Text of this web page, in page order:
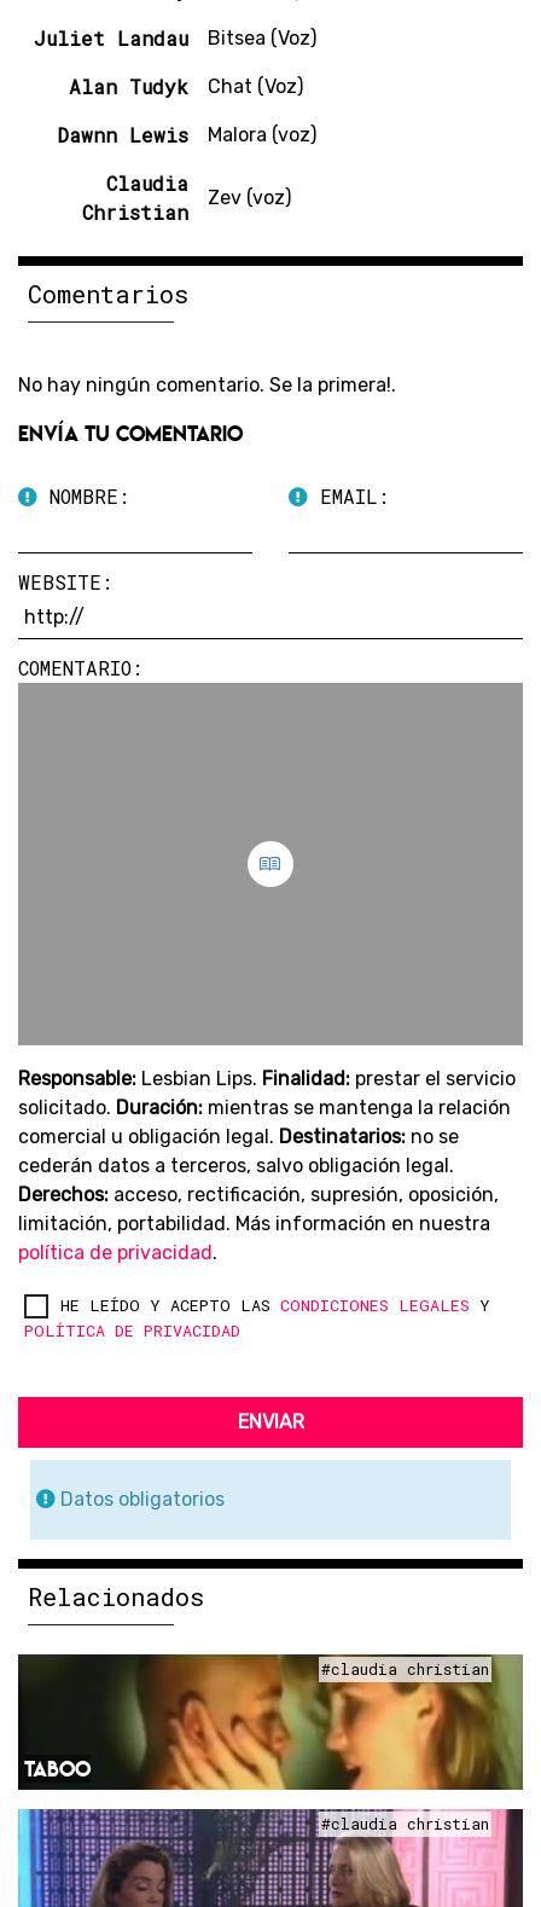
Juliet Landau Bitsea (Voz)
Alan Tudyk Chat (Voz)
Dawnn Lewis Malora (voz)
Claudia
Christian
Zev (voz)
Comentarios
No hay ningún comentario. Se la primera!.
Envía tu comentario
NOMBRE: EMAIL:
WEBSITE:
COMENTARIO:
Responsable: Lesbian Lips. Finalidad: prestar el servicio
solicitado. Duración: mientras se mantenga la relación
comercial u obligación legal. Destinatarios: no se
cederán datos a terceros, salvo obligación legal.
Derechos: acceso, rectificación, supresión, oposición,
limitación, portabilidad. Más información en nuestra
política de privacidad.
HE LEÍDO Y ACEPTO LAS CONDICIONES LEGALES Y
POLÍTICA DE PRIVACIDAD
ENVIAR
Datos obligatorios
Relacionados
#claudia christian
TABOO
#claudia christian